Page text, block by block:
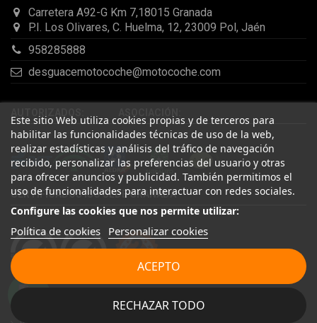
Carretera A92-G Km 7,18015 Granada
P.I. Los Olivares, C. Huelma, 12, 23009 Pol, Jaén
958285888
desguacemotocoche@motocoche.com
CERTIFICADOS ISO SEDE GRANADA
MAPA WEB
Este sitio Web utiliza cookies propias y de terceros para
habilitar las funcionalidades técnicas de uso de la web,
realizar estadísticas y análisis del tráfico de navegación
recibido, personalizar las preferencias del usuario y otras
para ofrecer anuncios y publicidad. También permitimos el
uso de funcionalidades para interactuar con redes sociales.
Configure las cookies que nos permite utilizar:
Política de cookies Personalizar cookies
RECHAZAR TODO
ACEPTO